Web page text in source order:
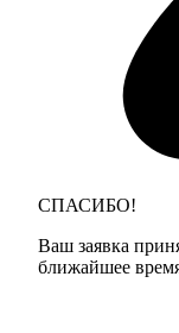
СПАСИБО!
Ваш заявка
ближайшее